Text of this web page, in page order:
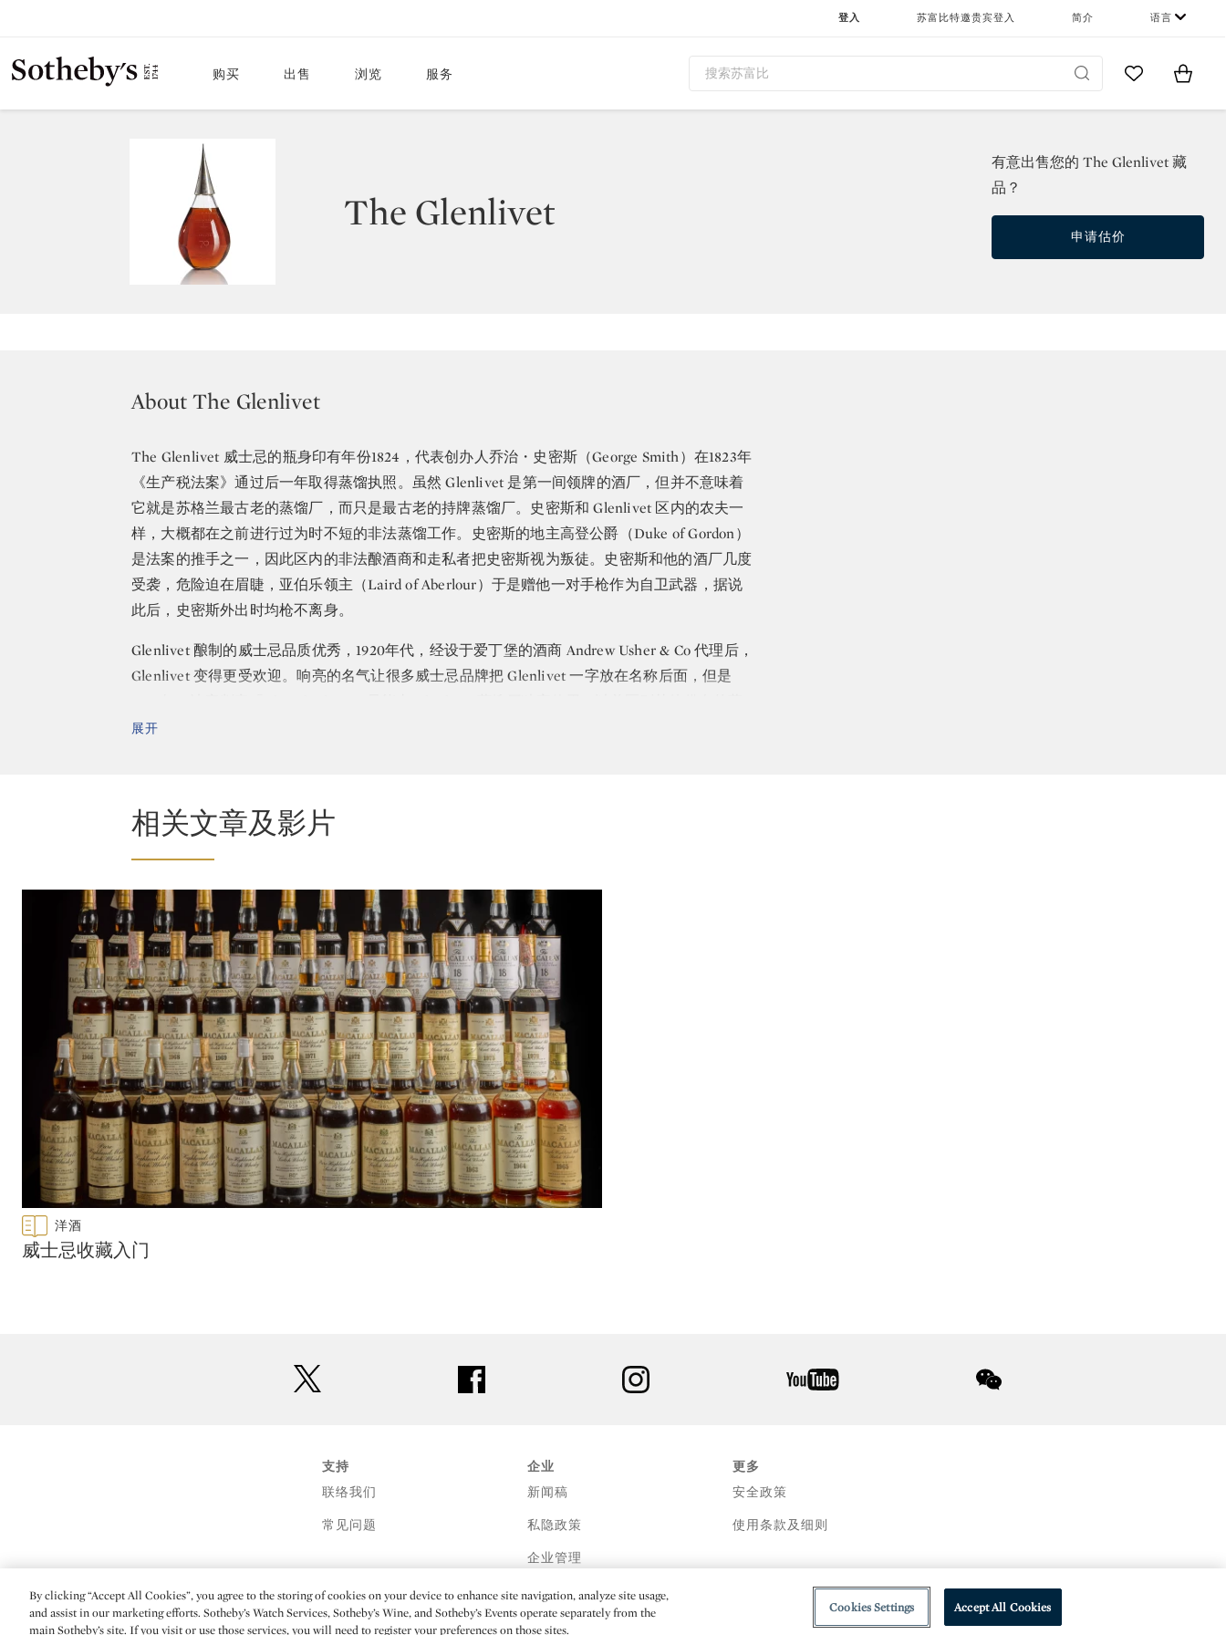
购买 出售 浏览 服务
登入 苏富比特邀贵宾登入 简介 语言
Go to MyItems
The Glenlivet
有意出售您的 The Glenlivet 藏
品？
申请估价
About The Glenlivet
The Glenlivet 威士忌的瓶身印有年份1824，代表创办人乔治・史密斯（George Smith）在1823年
《生产税法案》通过后一年取得蒸馏执照。虽然 Glenlivet 是第一间领牌的酒厂，但并不意味着
它就是苏格兰最古老的蒸馏厂，而只是最古老的持牌蒸馏厂。史密斯和 Glenlivet 区内的农夫一
样，大概都在之前进行过为时不短的非法蒸馏工作。史密斯的地主高登公爵（Duke of Gordon）
是法案的推手之一，因此区内的非法酿酒商和走私者把史密斯视为叛徒。史密斯和他的酒厂几度
受袭，危险迫在眉睫，亚伯乐领主（Laird of Aberlour）于是赠他一对手枪作为自卫武器，据说
此后，史密斯外出时均枪不离身。
Glenlivet 酿制的威士忌品质优秀，1920年代，经设于爱丁堡的酒商 Andrew Usher & Co 代理后，
Glenlivet 变得更受欢迎。响亮的名气让很多威士忌品牌把 Glenlivet 一字放在名称后面，但是
馏厂。直至二十世纪中期，总共有27间蒸馏厂在名称里冠上 Glenlivet 一字。
Glenlivet 威士忌适宜长年熟陈，Gordon & Macphail 曾经推出两款 The Glenlivet 70年陈酿，受
展开
相关文章及影片
Type: featured
CATEGORY:
洋酒
威士忌收藏入门
instagram youtube wechat
支持
联络我们
常见问题
企业
新闻稿
私隐政策
企业管理
更多
安全政策
使用条款及细则
(C) 2026 Sotheby's
By clicking “Accept All Cookies”, you agree to the storing of cookies on your device to enhance site navigation, analyze site usage,
and assist in our marketing efforts. Sotheby’s Watch Services, Sotheby’s Wine, and Sotheby’s Events operate separately from the
main Sotheby’s site. If you visit or use those services, you will need to register your preferences on those sites.
Cookies Settings Accept All Cookies